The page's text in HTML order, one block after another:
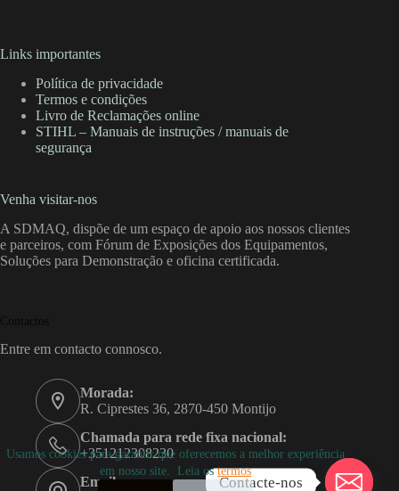
Usamos cookies para garantir que oferecemos a melhor experiência
em nosso site. Leia ostermos
Links importantes
Política de privacidade
Termos e condições
Livro de Reclamações online
STIHL – Manuais de instruções / manuais de
segurança
Venha visitar-nos
A SDMAQ, dispõe de um espaço de apoio aos nossos clientes
e parceiros, com Fórum de Exposições dos Equipamentos,
Soluções para Demonstração e oficina certificada.
Contactos
Entre em contacto connosco.
Morada:
R. Ciprestes 36, 2870-450 Montijo
Chamada para rede fixa nacional:
+351212308230
Email:
Contacte-nos